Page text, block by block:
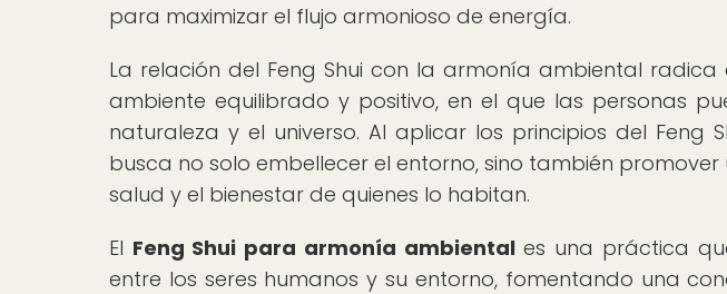
para maximizar el flujo armonioso de energía.
La relación del Feng Shui con la armonía ambiental
ambiente equilibrado y positivo, en el que las personas
naturaleza y el universo. Al aplicar los principios del Feng
busca no solo embellecer el entorno, sino también
salud y el bienestar de quienes lo habitan.
El Feng Shui para armonía ambientales una práctica
entre los seres humanos y su entorno, fomentando una